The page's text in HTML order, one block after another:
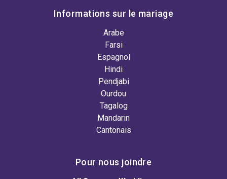
Informations sur le mariage
Arabe
Farsi
Espagnol
Hindi
Pendjabi
Ourdou
Tagalog
Mandarin
Cantonais
Pour nous joindre